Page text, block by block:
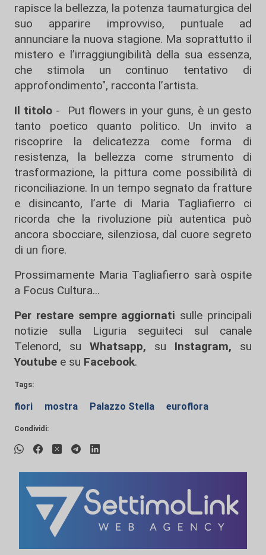
rapisce la bellezza, la potenza taumaturgica del
suo apparire improvviso, puntuale ad
annunciare la nuova stagione. Ma soprattutto il
mistero e l’irraggiungibilità della sua essenza,
che stimola un continuo tentativo di
approfondimento", racconta l’artista.
Il titolo - Put flowers in your guns, è un gesto
tanto poetico quanto politico. Un invito a
riscoprire la delicatezza come forma di
resistenza, la bellezza come strumento di
trasformazione, la pittura come possibilità di
riconciliazione. In un tempo segnato da fratture
e disincanto, l’arte di Maria Tagliafierro ci
ricorda che la rivoluzione più autentica può
ancora sbocciare, silenziosa, dal cuore segreto
di un fiore.
Prossimamente Maria Tagliafierro sarà ospite
a Focus Cultura...
Per restare sempre aggiornati sulle principali
notizie sulla Liguria seguiteci sul canale
Telenord, su
Whatsapp, su Instagram, su
Youtube e su Facebook.
Tags:
fiori mostra Palazzo Stella euroflora
Condividi: